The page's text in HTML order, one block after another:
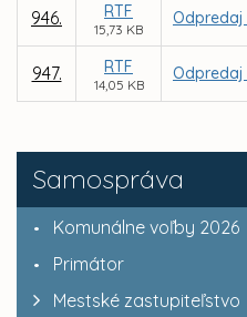
Samospráva
Komunálne voľby 2026
Primátor
Mestské zastupiteľstvo
946. RTF
15,73 KB
Odpredaj
947. RTF
14,05 KB
Odpredaj